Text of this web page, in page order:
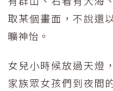
取某個畫面，不說還
曠神怡。
女兒小時候放過天燈
家族眾女孩們到夜間